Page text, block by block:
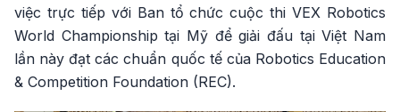
việc trực tiếp với Ban tổ chức cuộc thi VEX Robotics
World Championship tại Mỹ để giải đấu tại Việt Nam
lần này đạt các chuẩn quốc tế của Robotics Education
& Competition Foundation (REC).